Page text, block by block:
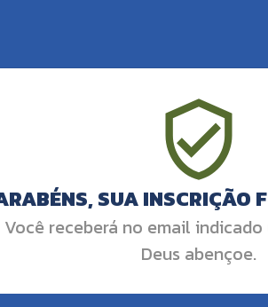
SUA INSCRIÇÃO
Você receberá no email indicado
Deus abençoe.